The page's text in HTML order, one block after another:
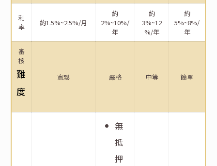
利
率
約1.5%~2.5%/月
約
2%~10%/
年
約
3%~12
%/年
約
5%~8%/
年
審
核
難
度
寬鬆 嚴格 中等 簡單
無
抵
押